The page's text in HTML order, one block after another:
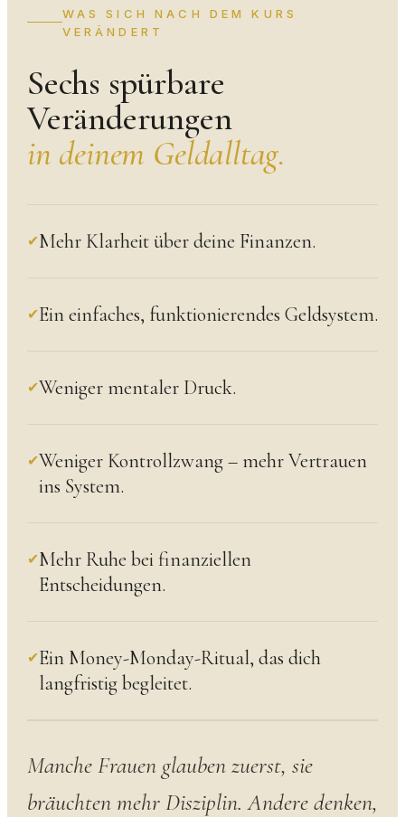
WAS SICH NACH DEM KURS
VERÄNDERT
Sechs spürbare
Veränderungen
in deinem Geldalltag.
✔Mehr Klarheit über deine Finanzen.
✔Ein einfaches, funktionierendes Geldsystem.
✔Weniger mentaler Druck.
✔Weniger Kontrollzwang – mehr Vertrauen
ins System.
✔Mehr Ruhe bei finanziellen
Entscheidungen.
✔Ein Money-Monday-Ritual, das dich
langfristig begleitet.
Manche Frauen glauben zuerst, sie
bräuchten mehr Disziplin. Andere denken,